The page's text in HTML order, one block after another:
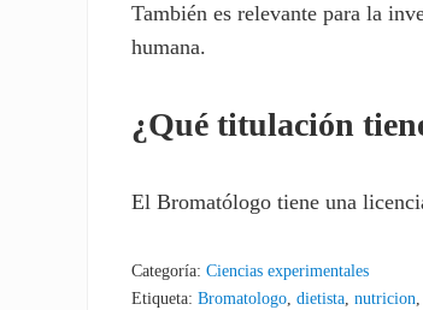
También es relevante para la
humana.
¿Qué titulación
El Bromatólogo tiene una
Categoría:Ciencias experimentales
Etiqueta:Bromatologo,dietista,nutricion